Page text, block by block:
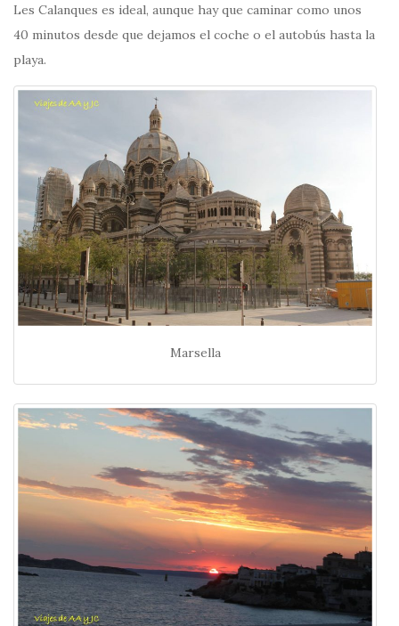
Les Calanques es ideal, aunque hay que caminar como unos
40 minutos desde que dejamos el coche o el autobús hasta la
playa.
Marsella